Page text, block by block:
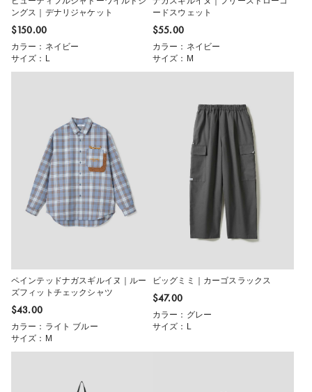
ングス｜デナリジャケット
$‌150.00
カラー：ネイビー
サイズ：L
ードスウェット
$‌55.00
カラー：ネイビー
サイズ：M
ペインテッドナガスギルイヌ｜ルー
ズフィットチェックシャツ
$‌43.00
カラー：ライト ブルー
サイズ：M
ビッグミミ｜カーゴスラックス
$‌47.00
カラー：グレー
サイズ：L